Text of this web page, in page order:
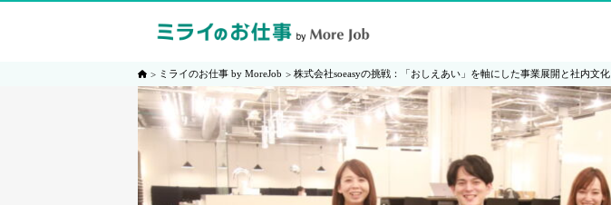
ミライのお仕事 by MoreJob 株式会社soeasyの挑戦：「おしえあい」を軸にした事業展開と社内文化